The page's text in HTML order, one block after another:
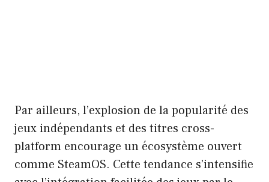
Par ailleurs, l’explosion de la popularité des
jeux indépendants et des titres cross-
platform encourage un écosystème ouvert
comme SteamOS. Cette tendance s’intensifie